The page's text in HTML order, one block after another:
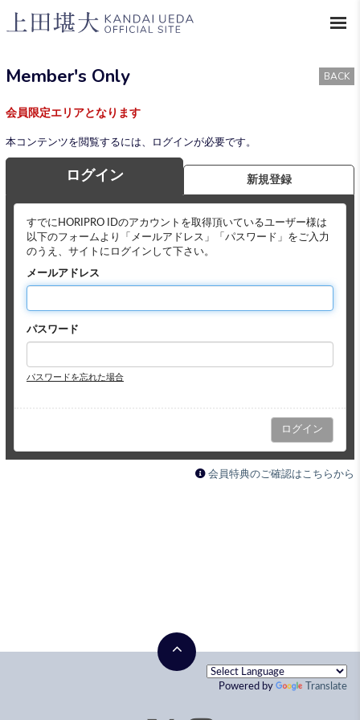
Member's Only BACK
会員限定エリアとなります
本コンテンツを閲覧するには、ログインが必要です。
ログイン 新規登録
すでにHORIPRO IDのアカウントを取得頂いているユーザー様は
以下のフォームより「メールアドレス」「パスワード」をご入力
のうえ、サイトにログインして下さい。
メールアドレス
パスワード
パスワードを忘れた場合
会員特典のご確認はこちらから
Powered by Translate